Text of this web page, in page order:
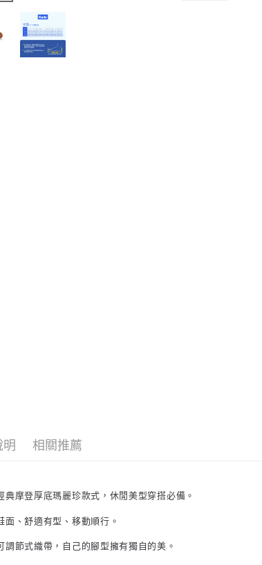
明 相關推薦
典摩登厚底瑪麗珍款式，休閒美型穿搭必備。
面、舒適有型、移動順行。
調節式織帶，自己的腳型擁有獨自的美。